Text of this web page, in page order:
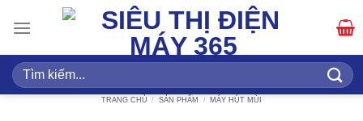
qua
dung
Tìm
kiếm:
TRANG CHỦ / SẢN PHẨM / MÁY HÚT MÙI